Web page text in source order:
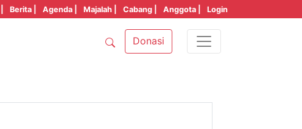
Berita | Agenda | Majalah | Cabang | Anggota | Login
Donasi